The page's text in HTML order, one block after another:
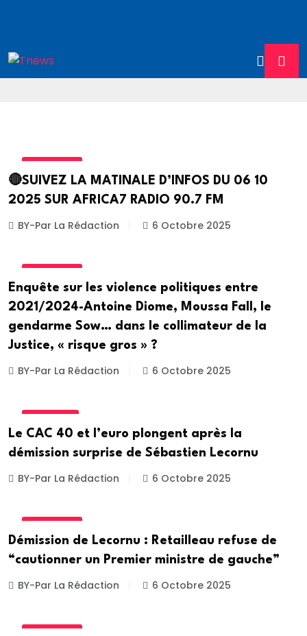
🔴SUIVEZ LA MATINALE D’INFOS DU 06 10
2025 SUR AFRICA7 RADIO 90.7 FM
BY-Par La Rédaction 6 Octobre 2025
Enquête sur les violence politiques entre
2021/2024-Antoine Diome, Moussa Fall, le
gendarme Sow… dans le collimateur de la
Justice, « risque gros » ?
BY-Par La Rédaction 6 Octobre 2025
Le CAC 40 et l’euro plongent après la
démission surprise de Sébastien Lecornu
BY-Par La Rédaction 6 Octobre 2025
Démission de Lecornu : Retailleau refuse de
“cautionner un Premier ministre de gauche”
BY-Par La Rédaction 6 Octobre 2025